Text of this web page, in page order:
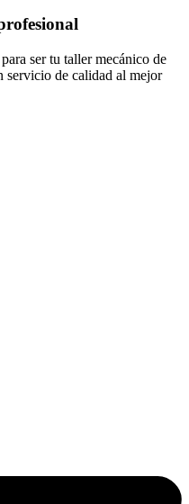
ser tu taller mecánico de
servicio de calidad al mejor